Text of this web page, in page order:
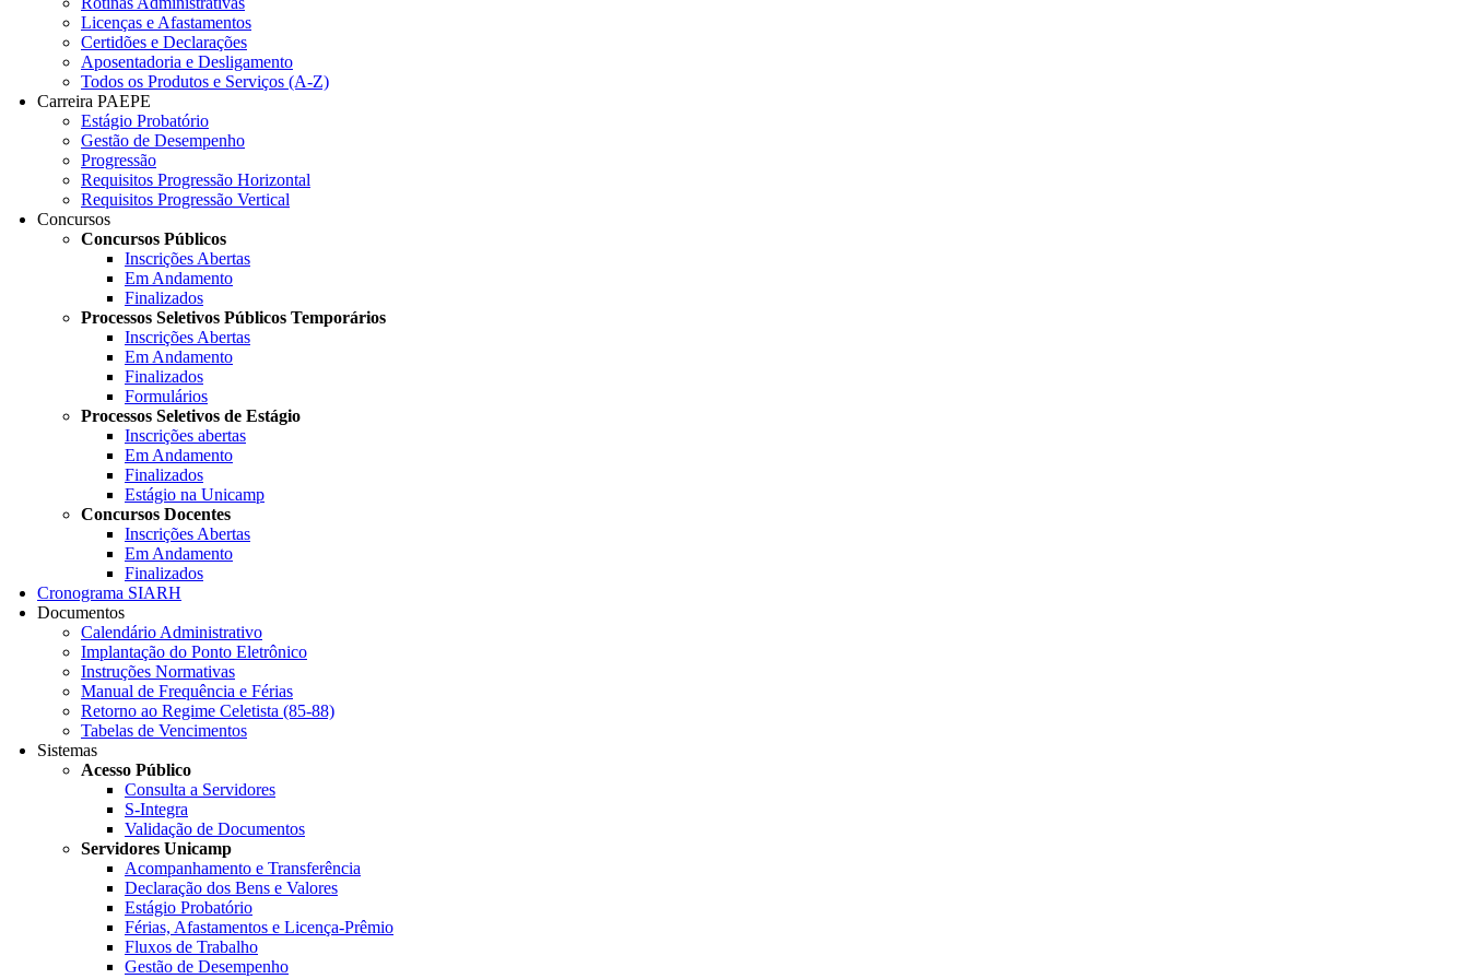
Licenças e Afastamentos
Certidões e Declarações
Aposentadoria e Desligamento
Todos os Produtos e Serviços (A-Z)
Carreira PAEPE
Estágio Probatório
Gestão de Desempenho
Progressão
Requisitos Progressão Horizontal
Requisitos Progressão Vertical
Concursos
Concursos Públicos
Inscrições Abertas
Em Andamento
Finalizados
Processos Seletivos Públicos Temporários
Inscrições Abertas
Em Andamento
Finalizados
Formulários
Processos Seletivos de Estágio
Inscrições abertas
Em Andamento
Finalizados
Estágio na Unicamp
Concursos Docentes
Inscrições Abertas
Em Andamento
Finalizados
Cronograma SIARH
Documentos
Calendário Administrativo
Implantação do Ponto Eletrônico
Instruções Normativas
Manual de Frequência e Férias
Retorno ao Regime Celetista (85-88)
Tabelas de Vencimentos
Sistemas
Acesso Público
Consulta a Servidores
S-Integra
Validação de Documentos
Servidores Unicamp
Acompanhamento e Transferência
Declaração dos Bens e Valores
Estágio Probatório
Férias, Afastamentos e Licença-Prêmio
Fluxos de Trabalho
Gestão de Desempenho